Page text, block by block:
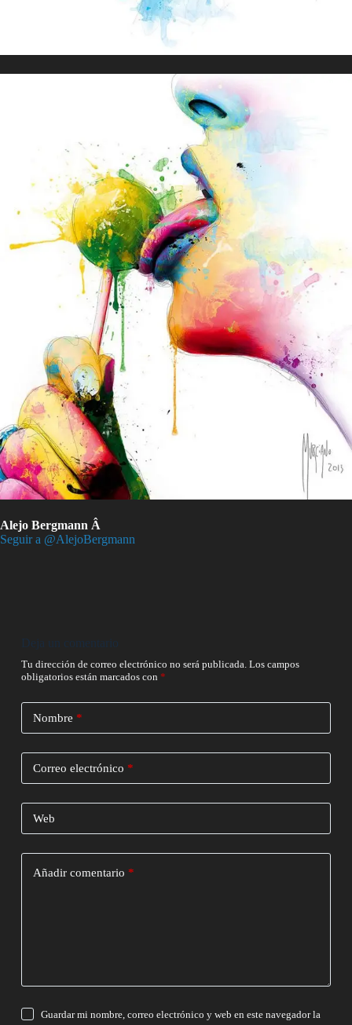
Alejo Bergmann Â
Seguir a @AlejoBergmann
Deja un comentario
Tu dirección de correo electrónico no será publicada. Los campos
obligatorios están marcados con *
Nombre *
Correo electrónico *
Web
Añadir comentario *
Guardar mi nombre, correo electrónico y web en este navegador la